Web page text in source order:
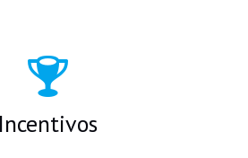
Incentivos